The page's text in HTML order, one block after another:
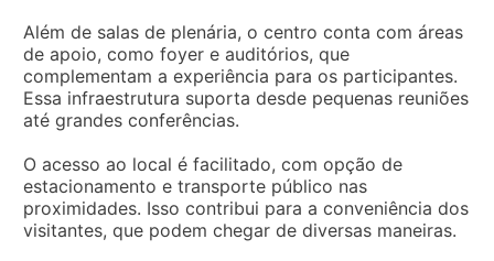
Além de salas de plenária, o centro conta com áreas
de apoio, como foyer e auditórios, que
complementam a experiência para os participantes.
Essa infraestrutura suporta desde pequenas reuniões
até grandes conferências.
O acesso ao local é facilitado, com opção de
estacionamento e transporte público nas
proximidades. Isso contribui para a conveniência dos
visitantes, que podem chegar de diversas maneiras.